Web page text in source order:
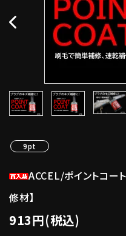
ブランド
9pt
ACCEL/ポイントコー
修材】
913円(税込)